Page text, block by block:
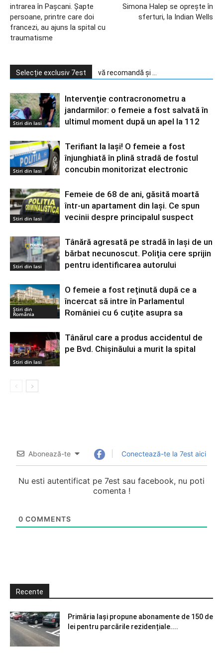
intrarea în Paşcani. Şapte
persoane, printre care doi
francezi, au ajuns la spital cu
traumatisme
Simona Halep se opreşte în
sferturi, la Indian Wells
Selecție exclusiv 7est vă recomandă și ...
Stiri din Iasi
Intervenție contracronometru a
jandarmilor: o femeie a fost salvată în
ultimul moment după un apel la 112
Stiri din Iasi
Terifiant la Iași! O femeie a fost
înjunghiată în plină stradă de fostul
concubin monitorizat electronic
Stiri din Iasi
Femeie de 68 de ani, găsită moartă
într-un apartament din Iaşi. Ce spun
vecinii despre principalul suspect
Stiri din Iasi
Tânără agresată pe stradă în Iași de un
bărbat necunoscut. Poliția cere sprijin
pentru identificarea autorului
Știri din
România
O femeie a fost reținută după ce a
încercat să intre în Parlamentul
României cu 6 cuțite asupra sa
Stiri din Iasi
Tânărul care a produs accidentul de
pe Bvd. Chișinăului a murit la spital
Abonează-te Conectează-te la 7est aici
Nu esti autentificat pe 7est sau facebook, nu poti
comenta !
0 COMMENTS
Recente
Primăria Iași propune abonamente de 150 de
lei pentru parcările rezidențiale....